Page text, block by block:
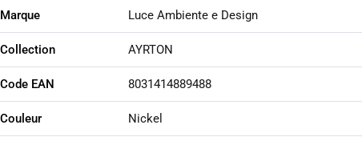
Marque Luce Ambiente e Design
Collection AYRTON
Code EAN 8031414889488
Couleur Nickel